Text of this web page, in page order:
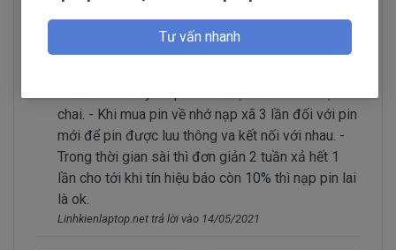
lúc pin laptop đã báo đầy nhưng khi sử
dụng thì lại rất nhanh hết pin.
chạy được 2 giờ.
- Nạp pin liên tục nhưng không thấy nhúc
nhích gì vẫn 45% nạp cả tiếng mà ko lên được
phần trăm nào.
- Khi dang sử dụng rút dây adapter ra thì máy
tính chạy được 2 giờ. Nhưng khi tắt nhấn nút
Làm thế nào để cho pin bền và sài được lâu
chai?
Doctorlaptop 10 năm kinh nghiệm về cung cấp
chai. - Khi mua pin về nhớ nạp xã 3 lần đối với pin
mới để pin được luu thông va kết nối với nhau. -
Trong thời gian sài thì đơn giản 2 tuần xả hết 1
lần cho tới khi tín hiệu báo còn 10% thì nạp pin lai
là ok.
Linhkienlaptop.net trả lời vào 14/05/2021
Tư vấn nhanh